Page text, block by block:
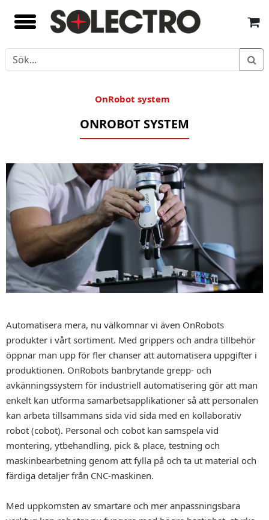
OnRobot system
ONROBOT SYSTEM
Automatisera mera, nu välkomnar vi även OnRobots
produkter i vårt sortiment. Med grippers och andra tillbehör
öppnar man upp för fler chanser att automatisera uppgifter i
produktionen. OnRobots banbrytande grepp- och
avkänningssystem för industriell automatisering gör att man
enkelt kan utforma samarbetsapplikationer så att personalen
kan arbeta tillsammans sida vid sida med en kollaborativ
robot (cobot). Personal och cobot kan samspela vid
montering, ytbehandling, pick & place, testning och
maskinbearbetning genom att fylla på och ta ut material och
färdiga detaljer från CNC-maskinen.
Med uppkomsten av smartare och mer anpassningsbara